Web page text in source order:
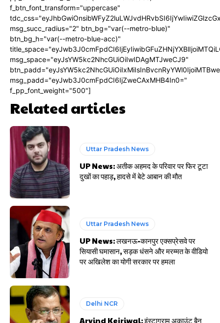
f_btn_font_transform="uppercase"
msg_succ_radius="2" btn_bg="var(--metro-blue)"
btn_bg_h="var(--metro-blue-acc)"
msg_space="eyJsYW5kc2NhcGUiOiIwIDAgMTJweCJ9"
msg_padd="eyJwb3J0cmFpdCI6IjZweCAxMHB4In0="
f_pp_font_weight="500"]
Related articles
Uttar Pradesh News
UP News: अतीक अहमद के परिवार पर फिर टूटा
दुखों का पहाड़, हादसे में बेटे आबान की मौत
Uttar Pradesh News
UP News: लखनऊ-कानपुर एक्सप्रेसवे पर
सियासी घमासान, सड़क धंसने और मरम्मत के वीडियो
पर अखिलेश का योगी सरकार पर हमला
Delhi NCR
Arvind Kejriwal: इंस्टाग्राम अकाउंट बैन